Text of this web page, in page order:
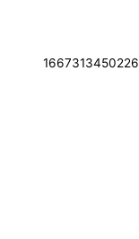
1667313450226